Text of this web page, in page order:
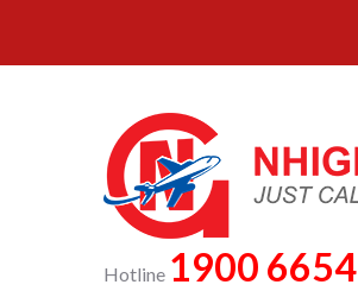
content
Hotline 1900 6654